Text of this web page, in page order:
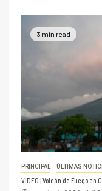
3 min read
PRINCIPAL ÚLTIMAS
VIDEO | Volcán de Fuego